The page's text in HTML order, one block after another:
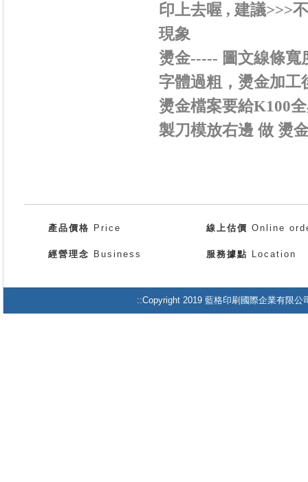
印上去喔 , 建議>>>
現象
燙金----- 圖文線條寬
字體過粗，燙金加工
燙金檔案要給K100
製刀模放右邊 做 燙
產品價格 Price 線上估價 Online
經營理念 Business 服務據點 Location
::Copyright 2019 藍格印刷國際企業有限